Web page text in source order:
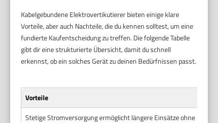
Kabelgebundene Elektrovertikutierer bieten einige klare
Vorteile, aber auch Nachteile, die du kennen solltest, um eine
fundierte Kaufentscheidung zu treffen. Die folgende Tabelle
gibt dir eine strukturierte Übersicht, damit du schnell
erkennst, ob ein solches Gerät zu deinen Bedürfnissen passt.
Vorteile
Stetige Stromversorgung ermöglicht längere Einsätze ohne